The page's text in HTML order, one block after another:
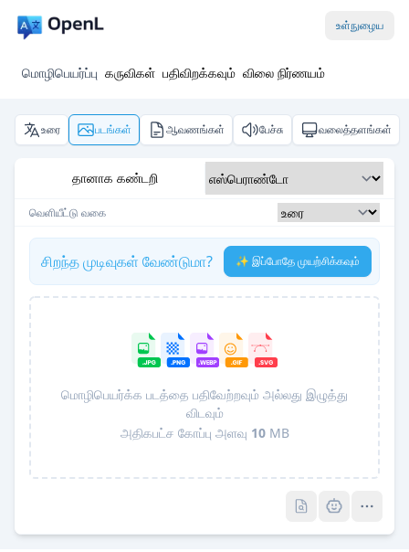
உள்நுழைய
மொழிபெயர்ப்பு கருவிகள் பதிவிறக்கவும் விலை நிர்ணயம்
உரை படங்கள் ஆவணங்கள் பேச்சு வலைத்தளங்கள்
தானாக கண்டறி
வெளியீட்டு வகை
சிறந்த முடிவுகள் வேண்டுமா? ✨ இப்போதே முயற்சிக்கவும்
மொழிபெயர்க்க படத்தை பதிவேற்றவும் அல்லது இழுத்து
விடவும்
அதிகபட்ச கோப்பு அளவு 10MB